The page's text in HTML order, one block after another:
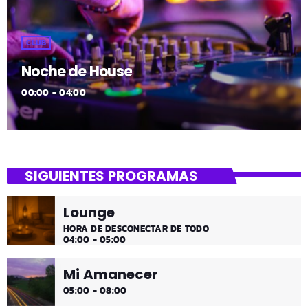
CLUB
Noche de House
00:00 - 04:00
SIGUIENTES PROGRAMAS
Lounge
HORA DE DESCONECTAR DE TODO
04:00 - 05:00
Mi Amanecer
05:00 - 08:00